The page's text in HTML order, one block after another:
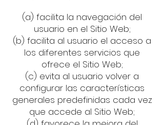
(a) facilita la navegación del
usuario en el Sitio Web;
(b) facilita al usuario el acceso a
los diferentes servicios que
ofrece el Sitio Web;
(c) evita al usuario volver a
configurar las características
generales predefinidas cada vez
que accede al Sitio Web;